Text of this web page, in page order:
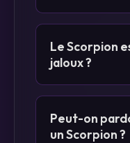
Le Scorpion
jaloux ?
Peut-on
un Scorpion ?